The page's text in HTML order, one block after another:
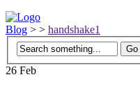
Blog > > handshake1
26 Feb